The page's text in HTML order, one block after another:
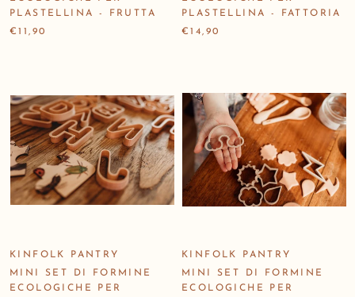
PLASTELLINA - FRUTTA
€11,90
PLASTELLINA - FATTORIA
€14,90
KINFOLK PANTRY
MINI SET DI FORMINE
ECOLOGICHE PER
KINFOLK PANTRY
MINI SET DI FORMINE
ECOLOGICHE PER